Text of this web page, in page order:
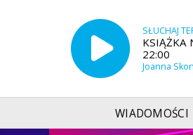
SŁUCHAJ
KSIĄŻKA
22:00
Joanna
WIADOMOŚCI